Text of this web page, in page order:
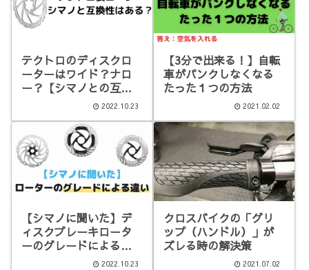
テクトロのディスクロ
ーターはワイド？ナロ
ー？【シマノとの互換
2022.10.23
【3分で出来る！】自転
車がパンクしなくなる
たった１つの方法
2021.02.02
【シマノに聞いた】デ
ィスクブレーキロータ
ーのグレードによる違
2022.10.23
クロスバイクの「グリ
ップ（ハンドル）」が
ズレる時の解決策
2021.07.02